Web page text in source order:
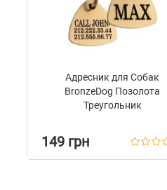
Адресник для Собак
BronzeDog Позолота
Треугольник
149 грн